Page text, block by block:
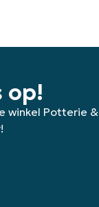
op!
Potterie